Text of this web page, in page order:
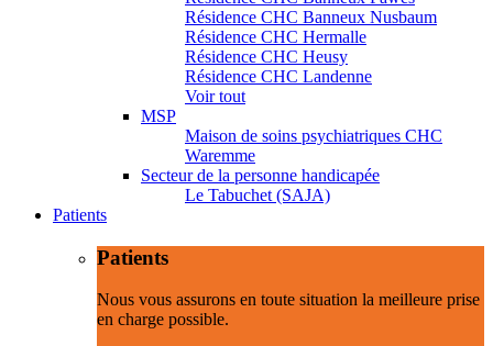
Résidence CHC Banneux Nusbaum
Résidence CHC Hermalle
Résidence CHC Heusy
Résidence CHC Landenne
Voir tout
MSP
Maison de soins psychiatriques CHC
Waremme
Secteur de la personne handicapée
Le Tabuchet (SAJA)
Patients
Patients
Nous vous assurons en toute situation la meilleure prise
en charge possible.